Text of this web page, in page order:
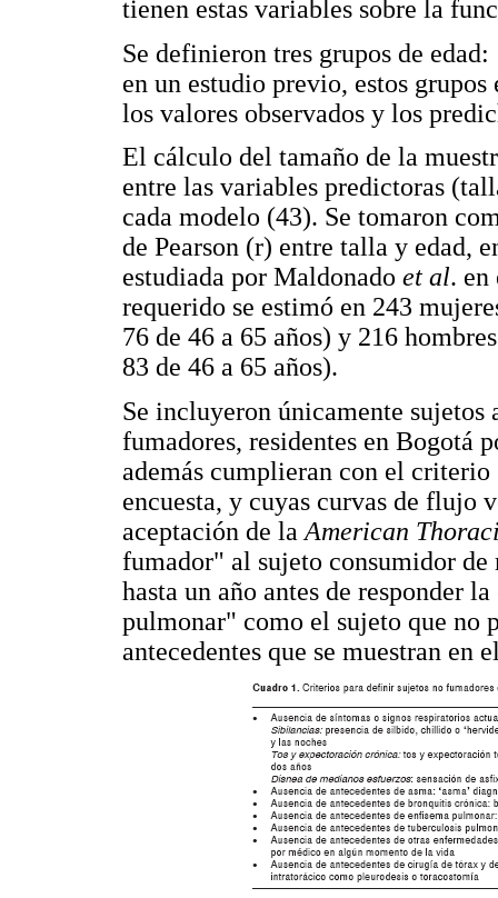
tienen estas variables sobre la
Se definieron tres grupos de
en un estudio previo, estos
los valores observados y los
El cálculo del tamaño de la
entre las variables predictoras
cada modelo (43). Se tomaron
de Pearson (r) entre talla y edad,
estudiada por Maldonado et al. en
requerido se estimó en 243
76 de 46 a 65 años) y 216
83 de 46 a 65 años).
Se incluyeron únicamente sujetos
fumadores, residentes en Bogotá
además cumplieran con el
encuesta, y cuyas curvas de flujo
aceptación de la American
fumador" al sujeto consumidor de
hasta un año antes de responder
pulmonar" como el sujeto que no
antecedentes que se muestran en